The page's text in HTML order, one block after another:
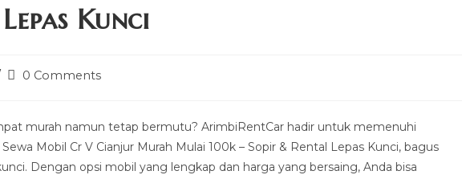
Kunci
Post0 Comments
murah namun tetap bermutu? ArimbiRentCar hadir untuk memenuhi
Mobil Cr V Cianjur Murah Mulai 100k – Sopir & Rental Lepas Kunci, bagus
Dengan opsi mobil yang lengkap dan harga yang bersaing, Anda bisa